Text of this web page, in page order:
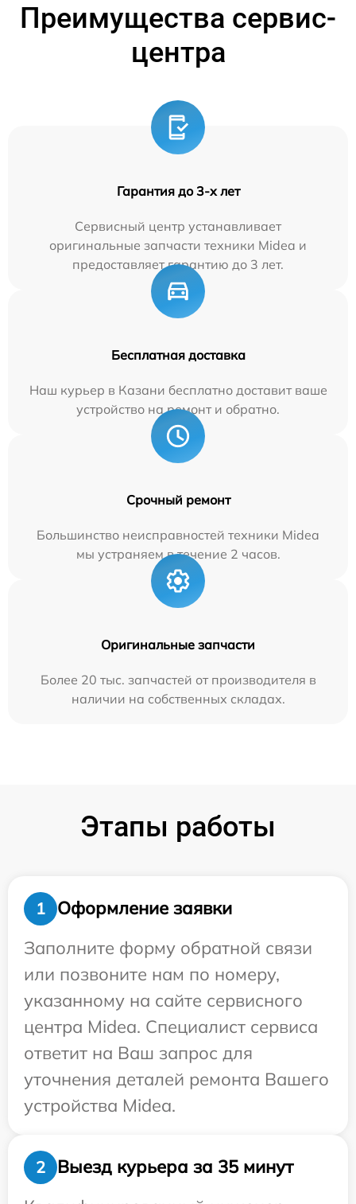
Преимущества сервис-
центра
Гарантия до 3-х лет
Сервисный центр устанавливает
оригинальные запчасти техники Midea и
предоставляет гарантию до 3 лет.
Бесплатная доставка
Наш курьер в Казани бесплатно доставит ваше
устройство на ремонт и обратно.
Срочный ремонт
Большинство неисправностей техники Midea
мы устраняем в течение 2 часов.
Оригинальные запчасти
Более 20 тыс. запчастей от производителя в
наличии на собственных складах.
Этапы работы
1
Оформление заявки
Заполните форму обратной связи
или позвоните нам по номеру,
указанному на сайте сервисного
центра Midea. Специалист сервиса
ответит на Ваш запрос для
уточнения деталей ремонта Вашего
устройства Midea.
2
Выезд курьера за 35 минут